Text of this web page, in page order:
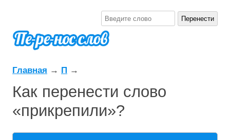
Главная → П →
Как перенести слово
«прикрепили»?